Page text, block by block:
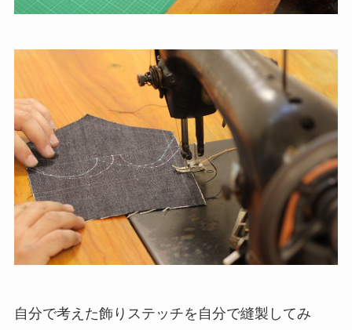
自分で考えた飾りステッチを自分で縫製してみ